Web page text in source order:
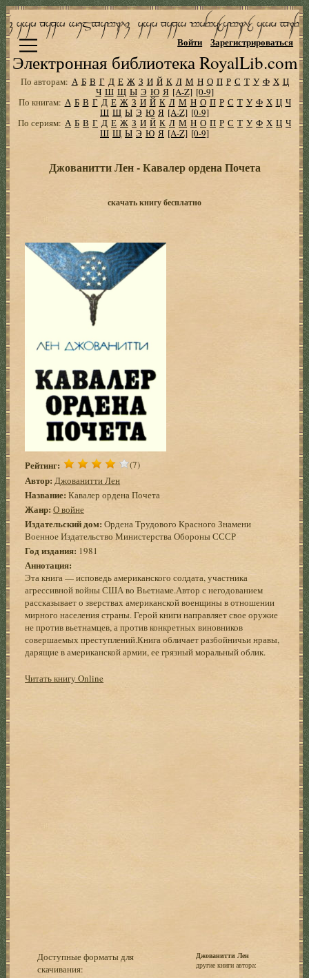
Электронная библиотека RoyalLib.com
Войти Зарегистрироваться
По авторам: А Б В Г Д Е Ж З И Й К Л М Н О П Р С Т У Ф Х Ц
Ч Ш Щ Ы Э Ю Я [A-Z] [0-9]
По книгам: А Б В Г Д Е Ж З И Й К Л М Н О П Р С Т У Ф Х Ц Ч
Ш Щ Ы Э Ю Я [A-Z] [0-9]
По сериям: А Б В Г Д Е Ж З И Й К Л М Н О П Р С Т У Ф Х Ц Ч
Ш Щ Ы Э Ю Я [A-Z] [0-9]
Джованитти Лен - Кавалер ордена Почета
скачать книгу бесплатно
Рейтинг: (7)
Автор: Джованитти Лен
Название: Кавалер ордена Почета
Жанр: О войне
Издательский дом: Ордена Трудового Красного Знамени
Военное Издательство Министерства Обороны СССР
Год издания: 1981
Аннотация:
Эта книга — исповедь американского солдата, участника
агрессивной войны США во Вьетнаме.Автор с негодованием
рассказывает о зверствах американской военщины в отношении
мирного населения страны. Герой книги направляет свое оружие
не против вьетнамцев, а против конкретных виновников
совершаемых преступлений.Книга обличает разбойничьи нравы,
дарящие в американской армии, ее грязный моральный облик.
Читать книгу Online
Доступные форматы для
скачивания:
Джованитти Лен
другие книги автора: